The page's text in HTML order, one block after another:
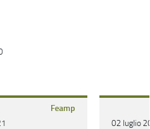
Feamp
02 luglio